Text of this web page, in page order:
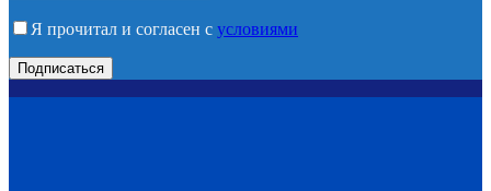
Я прочитал и согласен с условиями